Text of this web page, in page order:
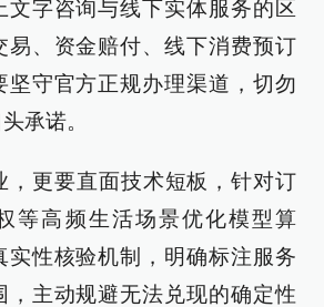
文字咨询与线下实体服务的区
易、资金赔付、线下消费预订
坚守官方正规办理渠道，切勿
承诺。
，更要直面技术短板，针对订
等高频生活场景优化模型算
实性核验机制，明确标注服务
，主动规避无法兑现的确定性